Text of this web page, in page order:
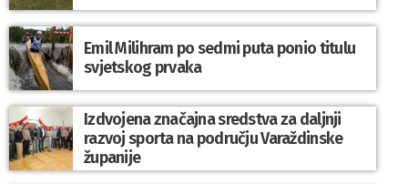
Emil Milihram po sedmi puta ponio titulu
svjetskog prvaka
Izdvojena značajna sredstva za daljnji
razvoj sporta na području Varaždinske
županije